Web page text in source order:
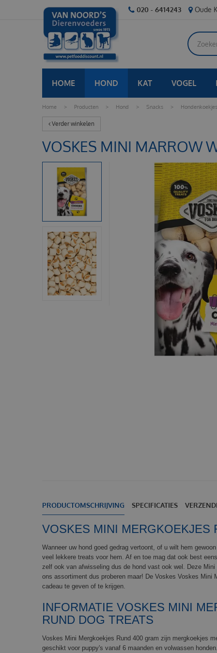
Home > Producten > Hond > Snacks > Hondenkoekjes
020 - 6414243 Oude
HOME HOND KAT VOGEL
Verder winkelen
VOSKES MINI MARROW
PRODUCTOMSCHRIJVING SPECIFICATIES
VOSKES MINI MERGKOEKJES
Wanneer uw hond goed gedrag vertoont, of u wilt hem
veel lekkere treats voor hem. Af en toe mag dat ook best
zelf ook van afwisseling dus de hond vast ook wel. Deze
ons assortiment dus proberen maar! De Voskes Voskes Mini
cadeau te geven of te krijgen.
INFORMATIE VOSKES MINI
RUND DOG TREATS
Voskes Mini Mergkoekjes Rund 400 gram zijn mergkoekjes
geschikt voor puppy's vanaf 6 maanden en volwassen